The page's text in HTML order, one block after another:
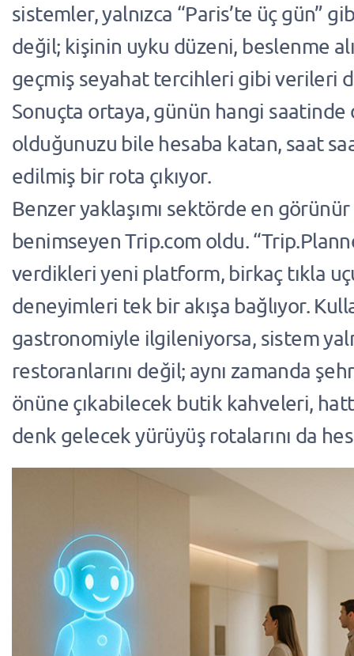
sistemler, yalnızca “Paris’te üç gün”
değil; kişinin uyku düzeni, beslenme
geçmiş seyahat tercihleri gibi verileri
Sonuçta ortaya, günün hangi saatinde
olduğunuzu bile hesaba katan, saat
edilmiş bir rota çıkıyor.
Benzer yaklaşımı sektörde en
benimseyen Trip.com oldu.
verdikleri yeni platform, birkaç tıkla
deneyimleri tek bir akışa bağlıyor.
gastronomiyle ilgileniyorsa, sistem
restoranlarını değil; aynı zamanda
önüne çıkabilecek butik kahveleri,
denk gelecek yürüyüş rotalarını da